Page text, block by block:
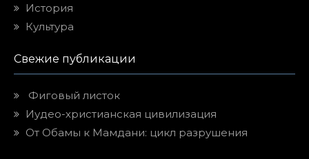
История
Культура
Свежие публикации
Фиговый листок
Иудео-христианская цивилизация
От Обамы к Мамдани: цикл разрушения